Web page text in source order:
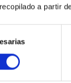
a partir
NÚMERO DE